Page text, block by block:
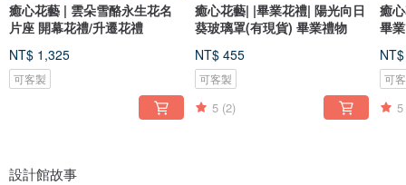
癒心花藝 | 雲朵雪酪永生花名
片座 開幕花禮/升遷花禮
NT$ 1,325
可客製
癒心花藝| |畢業花禮| 陽光向日
葵玻璃罩(有現貨) 畢業禮物
NT$ 455
可客製
5 (2)
癒
畢
可
5
設計館故事